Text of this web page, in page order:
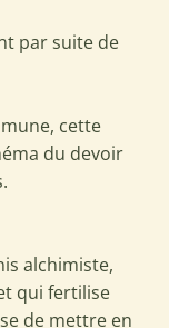
par suite de
cette
du devoir
alchimiste,
qui fertilise
de mettre en